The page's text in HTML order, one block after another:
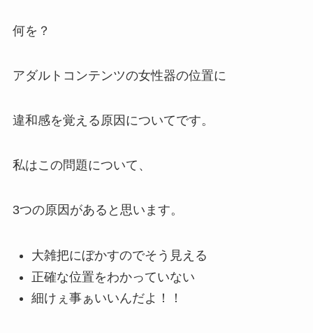
何を？
アダルトコンテンツの女性器の位置に
違和感を覚える原因についてです。
私はこの問題について、
3つの原因があると思います。
大雑把にぼかすのでそう見える
正確な位置をわかっていない
細けぇ事ぁいいんだよ！！